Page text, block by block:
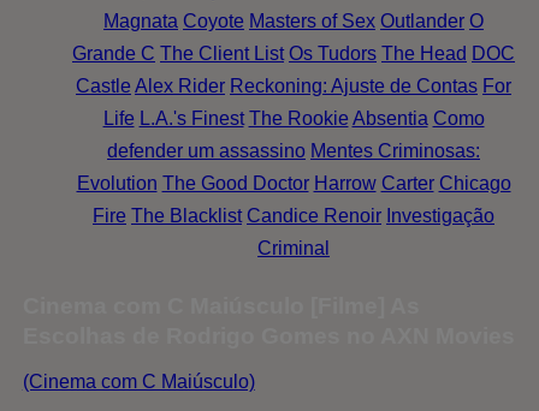
Magnata Coyote Masters of Sex Outlander O
Grande C The Client List Os Tudors The Head DOC
Castle Alex Rider Reckoning: Ajuste de Contas For
Life L.A.'s Finest The Rookie Absentia Como
defender um assassino Mentes Criminosas:
Evolution The Good Doctor Harrow Carter Chicago
Fire The Blacklist Candice Renoir Investigação
Criminal
(Cinema com C Maiúsculo)